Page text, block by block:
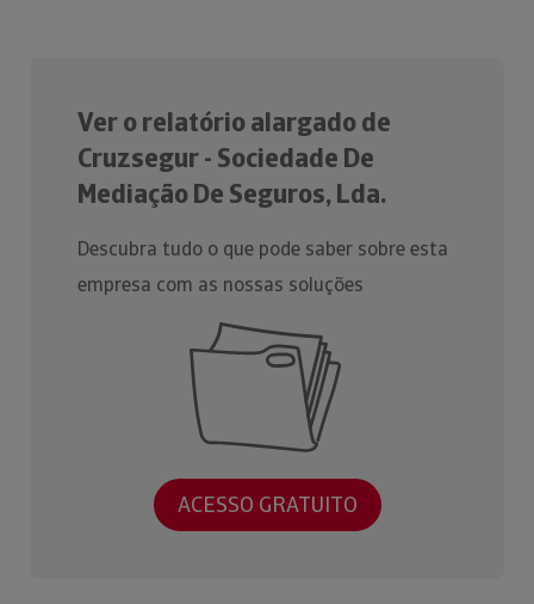
Ver o relatório alargado de
Cruzsegur - Sociedade De
Mediação De Seguros, Lda.
Descubra tudo o que pode saber sobre esta
empresa com as nossas soluções
ACESSO GRATUITO